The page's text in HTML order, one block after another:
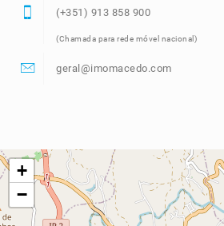
(+351) 913 858 900
(Chamada para rede móvel nacional)
geral@imomacedo.com
+
−